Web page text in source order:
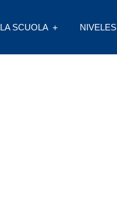
LA SCUOLA NIVELES